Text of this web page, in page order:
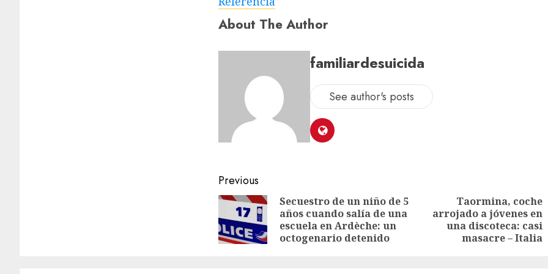
About The Author
familiardesuicida
See author's posts
Previous
Secuestro de un niño de 5
años cuando salía de una
escuela en Ardèche: un
octogenario detenido
Taormina, coche
arrojado a jóvenes en
una discoteca: casi
masacre – Italia